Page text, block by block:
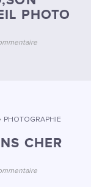
PHOTO
PHOTOGRAPHIE
CHER